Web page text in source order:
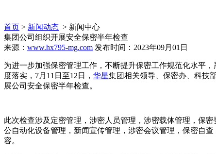
首页 > 新闻动态 > 新闻中心
集团公司组织开展安全保密半年检查
来源： www.hx795-mg.com 发布时间：2023年09月01日
为进一步加强保密管理工作，不断提升保密工作规范化水平
度落实，7月11日至12日， 华星集团相关领导、保密办、科技
展公司安全保密半年检查。
此次检查涉及定密管理，涉密人员管理，涉密载体管理，保
公自动化设备管理，新闻宣传管理，涉密会议管理，保密自
容。